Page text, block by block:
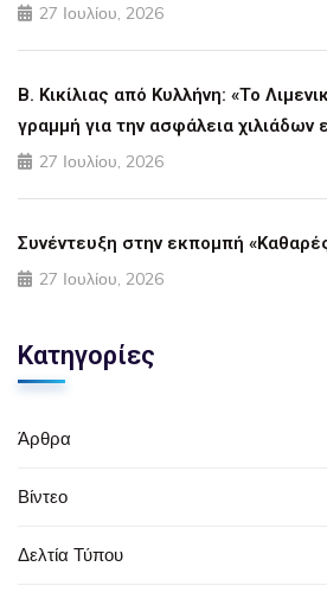
27 Ιουλίου, 2026
Β. Κικίλιας από Κυλλήνη: «Το
γραμμή για την ασφάλεια χιλιάδων
27 Ιουλίου, 2026
Συνέντευξη στην εκπομπή
27 Ιουλίου, 2026
Κατηγορίες
Άρθρα
Βίντεο
Δελτία Τύπου